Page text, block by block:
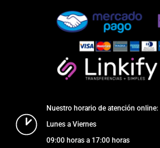
Nuestro horario de atención online:
Lunes a Viernes
09:00 horas a 17:00 horas